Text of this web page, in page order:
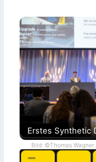
Erstes Synthetic
Bild: ©Thomas